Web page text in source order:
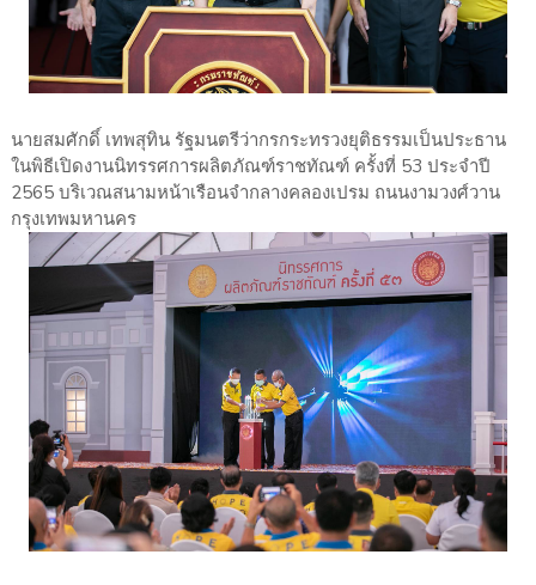
นายสมศักดิ์ เทพสุทิน รัฐมนตรีว่ากรกระทรวงยุติธรรมเป็นประธาน
ในพิธีเปิดงานนิทรรศการผลิตภัณฑ์ราชทัณฑ์ ครั้งที่ 53 ประจำปี
2565 บริเวณสนามหน้าเรือนจำกลางคลองเปรม ถนนงามวงศ์วาน
กรุงเทพมหานคร